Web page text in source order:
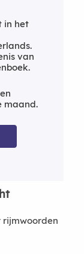
in het
van
maand.
rijmwoorden